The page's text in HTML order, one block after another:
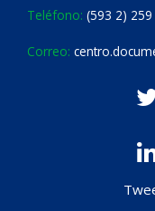
Teléfono: (593 2)
Correo: